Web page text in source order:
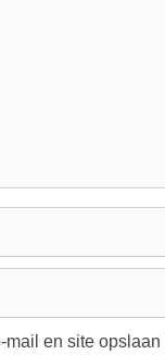
mail en site